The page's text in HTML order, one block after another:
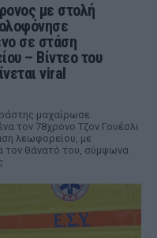
με στολή
σε στάση
– Βίντεο του
viral
μαχαίρωσε
τον 78χρονο Τζον Γουέσλι
λεωφορείου, με
τον θάνατό του, σύμφωνα